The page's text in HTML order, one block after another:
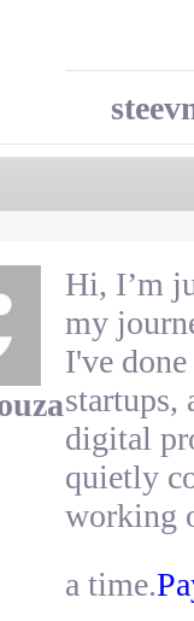
Hi, I’m
my
I've
startups,
digital
quietly
working
a time.